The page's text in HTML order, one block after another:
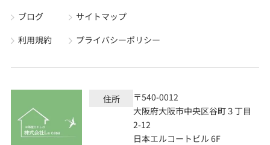
ブログ
利用規約
サイトマップ
プライバシーポリシー
住所
〒540-0012
大阪府大阪市中央区谷町３丁目
2-12
日本エルコートビル 6F